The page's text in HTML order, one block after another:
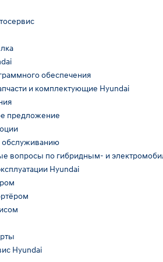
обеспечения
и комплектующие Hyundai
предложение
вопросы по гибридным- и
Hyundai
Hyundai